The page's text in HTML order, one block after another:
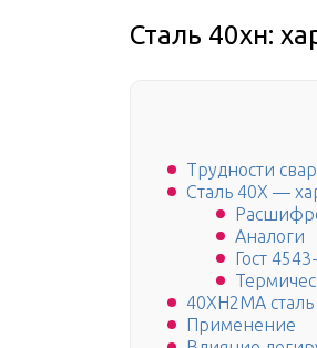
Сталь 40хн:
Трудности
Сталь 40Х —
Аналоги
Гост
40ХН2МА сталь
Применение